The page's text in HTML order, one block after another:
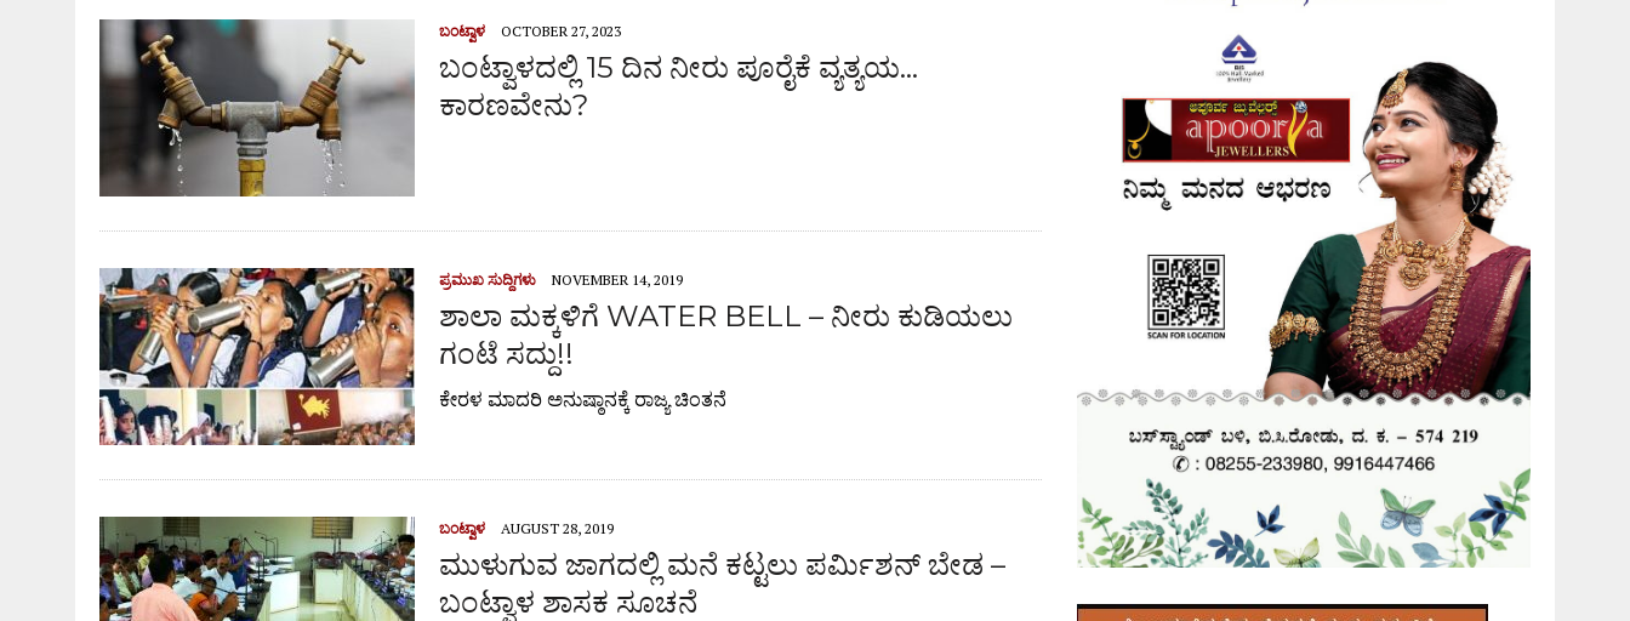
ಬಂಟ್ವಾಳ OCTOBER 27, 2023
ಬಂಟ್ವಾಳದಲ್ಲಿ 15 ದಿನ ನೀರು ಪೂರೈಕೆ ವ್ಯತ್ಯಯ…
ಕಾರಣವೇನು?
ಪ್ರಮುಖ ಸುದ್ದಿಗಳು NOVEMBER 14, 2019
ಶಾಲಾ ಮಕ್ಕಳಿಗೆ WATER BELL – ನೀರು ಕುಡಿಯಲು
ಗಂಟೆ ಸದ್ದು!!
ಕೇರಳ ಮಾದರಿ ಅನುಷ್ಠಾನಕ್ಕೆ ರಾಜ್ಯ ಚಿಂತನೆ
ಬಂಟ್ವಾಳ AUGUST 28, 2019
ಮುಳುಗುವ ಜಾಗದಲ್ಲಿ ಮನೆ ಕಟ್ಟಲು ಪರ್ಮಿಶನ್ ಬೇಡ –
ಬಂಟ್ವಾಳ ಶಾಸಕ ಸೂಚನೆ